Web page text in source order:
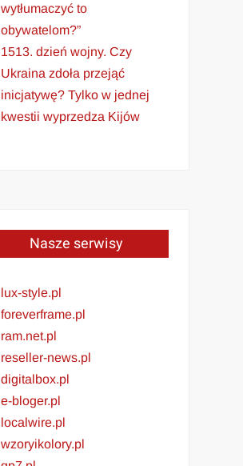
wytłumaczyć to
obywatelom?”
1513. dzień wojny. Czy
Ukraina zdoła przejąć
inicjatywę? Tylko w jednej
kwestii wyprzedza Kijów
Nasze serwisy
lux-style.pl
foreverframe.pl
ram.net.pl
reseller-news.pl
digitalbox.pl
e-bloger.pl
localwire.pl
wzoryikolory.pl